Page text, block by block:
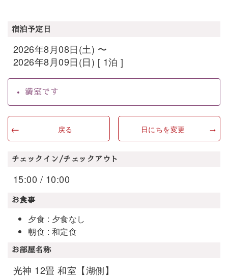
宿泊予定日
2026年8月08日(土) 〜
2026年8月09日(日) [ 1泊 ]
満室です
戻る 日にちを変更
チェックイン/チェックアウト
15:00 / 10:00
お食事
夕食 : 夕食なし
朝食 : 和定食
お部屋名称
光神 12畳 和室【湖側】